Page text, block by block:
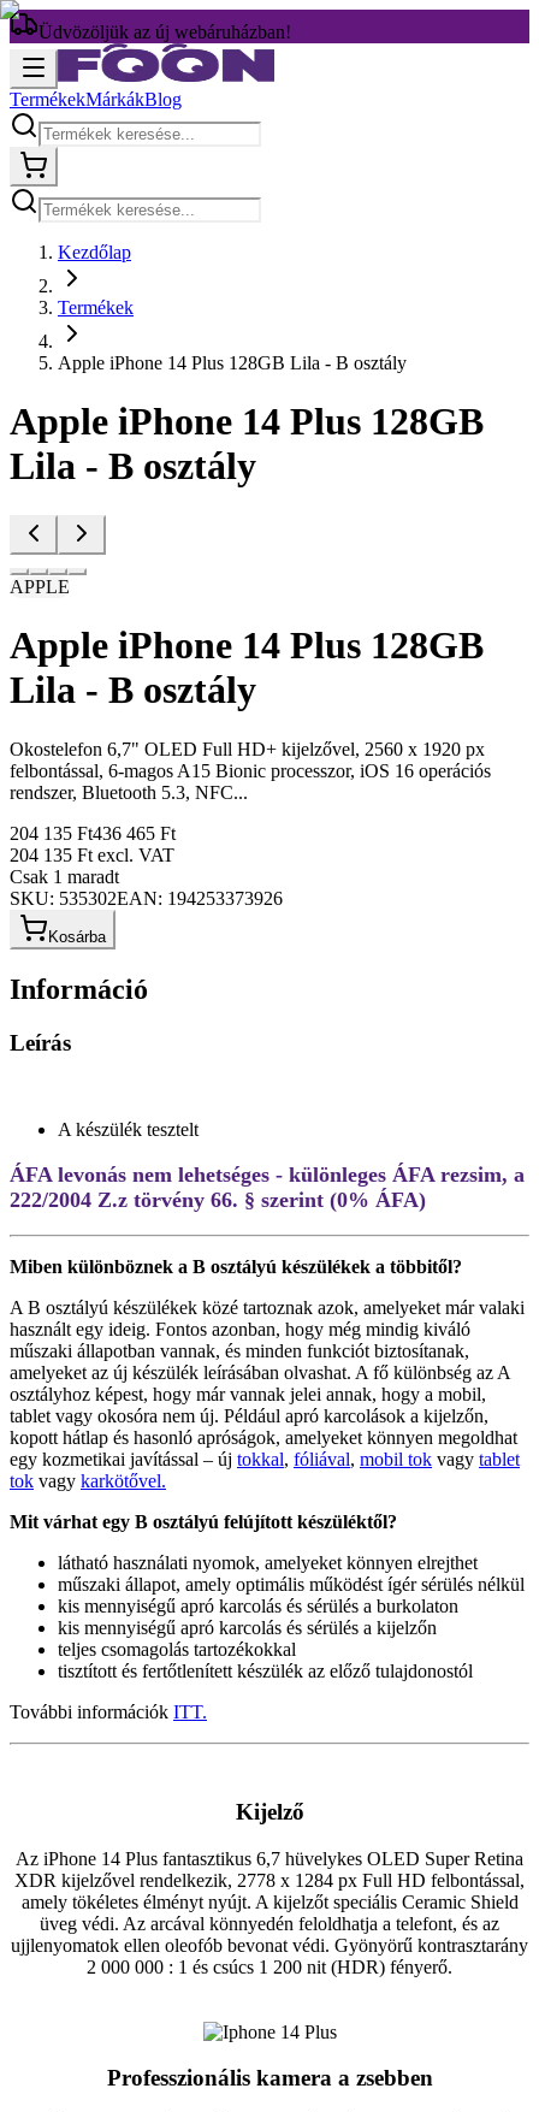
Üdvözöljük az új webáruházban!
TermékekMárkákBlog
Kezdőlap
Termékek
Apple iPhone 14 Plus 128GB Lila - B osztály
Apple iPhone 14 Plus 128GB
Lila - B osztály
APPLE
Apple iPhone 14 Plus 128GB
Lila - B osztály
Okostelefon 6,7" OLED Full HD+ kijelzővel, 2560 x 1920 px
felbontással, 6-magos A15 Bionic processzor, iOS 16 operációs
rendszer, Bluetooth 5.3, NFC...
204 135 Ft436 465 Ft
204 135 Ft excl. VAT
Csak 1 maradt
SKU: 535302EAN: 194253373926
Kosárba
Információ
Leírás
A készülék tesztelt
ÁFA levonás nem lehetséges - különleges ÁFA rezsim, a
222/2004 Z.z törvény 66. § szerint (0% ÁFA)
Miben különböznek a B osztályú készülékek a többitől?
A B osztályú készülékek közé tartoznak azok, amelyeket már valaki
használt egy ideig. Fontos azonban, hogy még mindig kiváló
műszaki állapotban vannak, és minden funkciót biztosítanak,
amelyeket az új készülék leírásában olvashat. A fő különbség az A
osztályhoz képest, hogy már vannak jelei annak, hogy a mobil,
tablet vagy okosóra nem új. Például apró karcolások a kijelzőn,
kopott hátlap és hasonló apróságok, amelyeket könnyen megoldhat
egy kozmetikai javítással – új tokkal, fóliával, mobil tok vagy tablet
tok vagy karkötővel.
Mit várhat egy B osztályú felújított készüléktől?
látható használati nyomok, amelyeket könnyen elrejthet
műszaki állapot, amely optimális működést ígér sérülés nélkül
kis mennyiségű apró karcolás és sérülés a burkolaton
kis mennyiségű apró karcolás és sérülés a kijelzőn
teljes csomagolás tartozékokkal
tisztított és fertőtlenített készülék az előző tulajdonostól
További információk ITT.
Kijelző
Az iPhone 14 Plus fantasztikus 6,7 hüvelykes OLED Super Retina
XDR kijelzővel rendelkezik, 2778 x 1284 px Full HD felbontással,
amely tökéletes élményt nyújt. A kijelzőt speciális Ceramic Shield
üveg védi. Az arcával könnyedén feloldhatja a telefont, és az
ujjlenyomatok ellen oleofób bevonat védi. Gyönyörű kontrasztarány
2 000 000 : 1 és csúcs 1 200 nit (HDR) fényerő.
Professzionális kamera a zsebben